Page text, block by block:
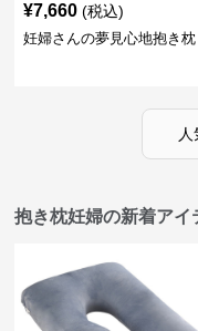
¥7,660 (税込)
妊婦さんの夢見心地抱き枕
抱き枕妊婦の新着アイ